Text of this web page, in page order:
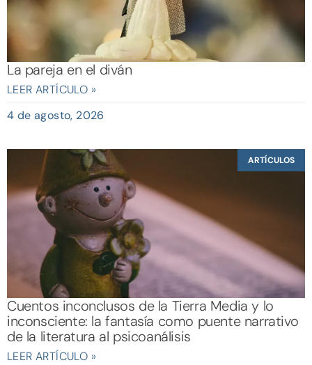
La pareja en el diván
LEER ARTÍCULO »
4 de agosto, 2026
ARTÍCULOS
Cuentos inconclusos de la Tierra Media y lo
inconsciente: la fantasía como puente narrativo
de la literatura al psicoanálisis
LEER ARTÍCULO »